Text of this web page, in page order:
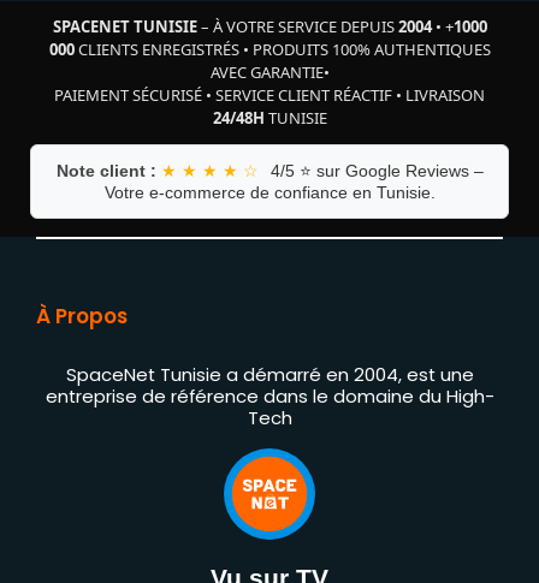
SPACENET TUNISIE– À VOTRE SERVICE DEPUIS2004• +1000
000CLIENTS ENREGISTRÉS• PRODUITS 100% AUTHENTIQUES
AVEC GARANTIE•
PAIEMENT SÉCURISÉ • SERVICE CLIENT RÉACTIF • LIVRAISON
24/48H TUNISIE
Note client : ★ ★ ★ ★ ☆
4/5 ⭐ sur Google Reviews –
Votre e-commerce de confiance en Tunisie.
À Propos
SpaceNet Tunisie a démarré en 2004, est une
entreprise de référence dans le domaine du High-
Tech